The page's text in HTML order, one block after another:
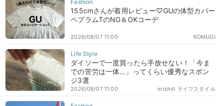
155cmさんが着用レビュー♡GUの体型カバー
ペプラムTのNG＆OKコーデ
KOMUGI
2026/08/07 11:00
ダイソーで一度買ったら手放せない！「今ま
での苦労は一体…」ってくらい優秀なスポン
ジ3選
michill ライフスタイル
2026/08/07 11:00